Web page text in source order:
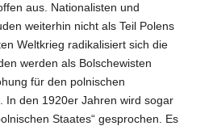
aus. Nationalisten und
weiterhin nicht als Teil Polens
Weltkrieg radikalisiert sich die
werden als Bolschewisten
für den polnischen
In den 1920er Jahren wird sogar
Staates“ gesprochen. Es